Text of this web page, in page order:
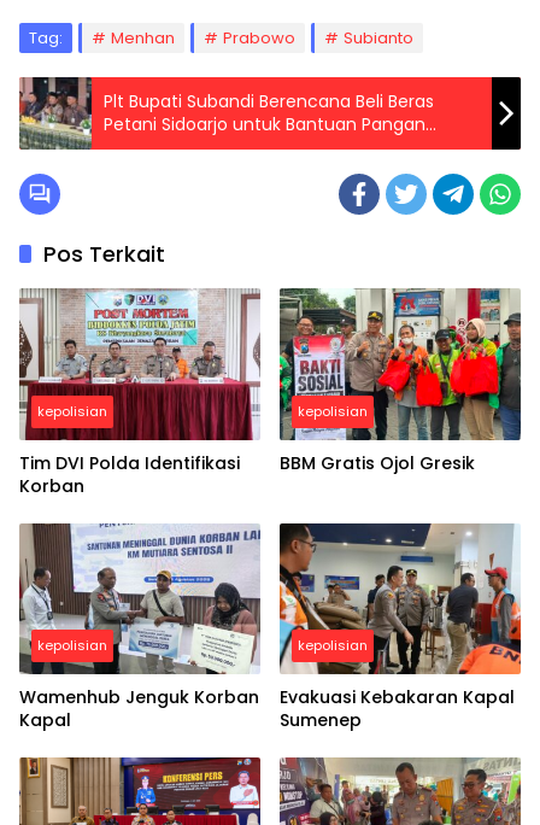
Tag: Menhan Prabowo Subianto
Plt Bupati Subandi Berencana Beli Beras
Petani Sidoarjo untuk Bantuan Pangan
Warga Sidoarjo Juga
Pos Terkait
kepolisian
Tim DVI Polda Identifikasi
Korban
kepolisian
BBM Gratis Ojol Gresik
kepolisian
Wamenhub Jenguk Korban
Kapal
kepolisian
Evakuasi Kebakaran Kapal
Sumenep